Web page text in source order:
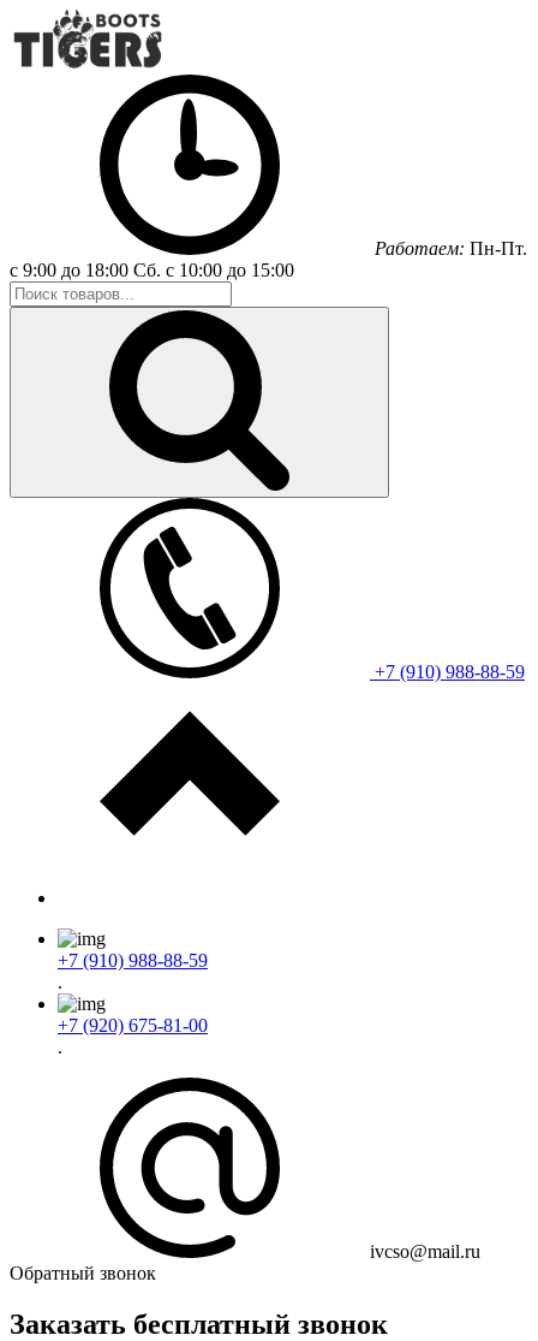
Работаем: Пн-Пт.
с 9:00 до 18:00 Сб. с 10:00 до 15:00
+7 (910) 988-88-59
+7 (910) 988-88-59
.
+7 (920) 675-81-00
.
ivcso@mail.ru
Обратный звонок
Заказать бесплатный звонок